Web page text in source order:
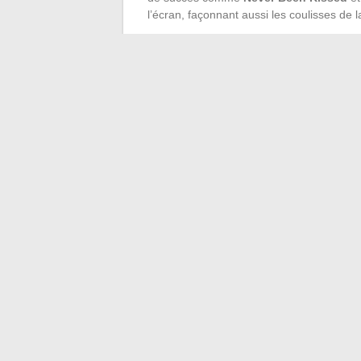
l’écran, façonnant aussi les coulisses de